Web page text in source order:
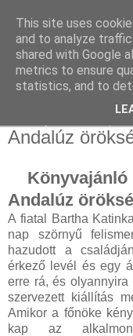
Andalúz
Andalúz
A fiatal Bartha
nap szörnyű
hazudott a
érkező levél és egy
erre rá, és
szervezett kiállítás
Amikor a főnöke
kap az
This site uses
and to analyze
shared with Google
metrics to ensure
statistics, and to